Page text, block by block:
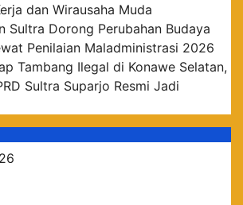
dan Wirausaha Muda
Sultra Dorong Perubahan Budaya
Penilaian Maladministrasi 2026
Tambang Ilegal di Konawe Selatan,
Sultra Suparjo Resmi Jadi